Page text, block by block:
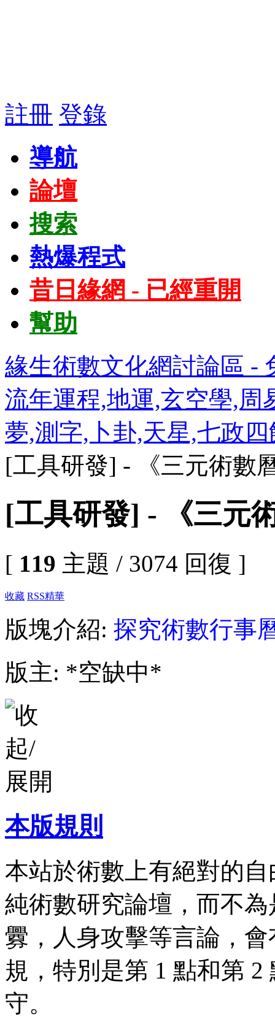
註冊 登錄
導航
論壇
搜索
熱爆程式
昔日緣網 - 已經重開
幫助
緣生術數文化網討論區 -
流年運程,地運,玄空學,周
夢,測字,卜卦,天星,七政
[工具研發] - 《三元術數
[工具研發] - 《三元
[ 119 主題 / 3074 回復 ]
收藏 RSS精華
版塊介紹: 探究術數行事
版主: *空缺中*
本版規則
本站於術數上有絕對的
純術數研究論壇，而不
釁，人身攻擊等言論，
規，特別是第 1 點和第
守。